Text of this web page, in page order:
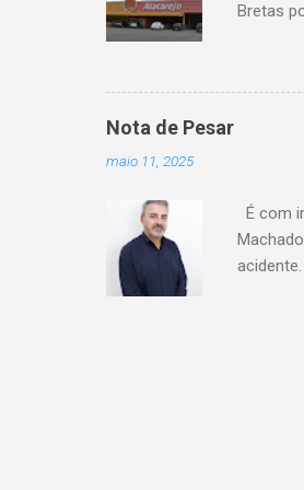
Bretas
existe a
Nota de Pesar
maio 11, 2025
É com
Celio
sobre o